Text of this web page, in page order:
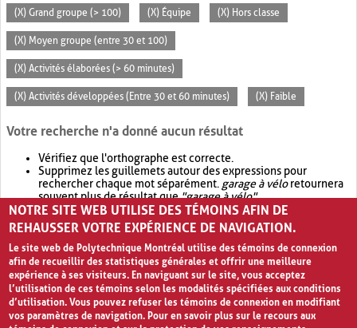
(X) Grand groupe (> 100) (X) Équipe (X) Hors classe
(X) Moyen groupe (entre 30 et 100)
(X) Activités élaborées (> 60 minutes)
(X) Activités développées (Entre 30 et 60 minutes) (X) Faible
Votre recherche n'a donné aucun résultat
Vérifiez que l'orthographe est correcte.
Supprimez les guillemets autour des expressions pour
rechercher chaque mot séparément. garage à véloretournera
souvent plus de résultat que"garage à vélo".
Envisagez d'élargir votre recherche avec OR.garage OR vélo
retournera souvent plus de résultat quegarage à vélo
NOTRE SITE WEB UTILISE DES TÉMOINS AFIN DE
REHAUSSER VOTRE EXPÉRIENCE DE NAVIGATION.
Le site web de Polytechnique Montréal utilise des témoins de connexion
afin de recueillir des statistiques générales et offrir une meilleure
expérience à ses visiteurs. En naviguant sur le site, vous acceptez
l’utilisation de ces témoins selon les modalités spécifiées aux conditions
d’utilisation. Vous pouvez refuser les témoins de connexion en modifiant
vos paramètres de navigation. Pour en savoir plus sur le recours aux